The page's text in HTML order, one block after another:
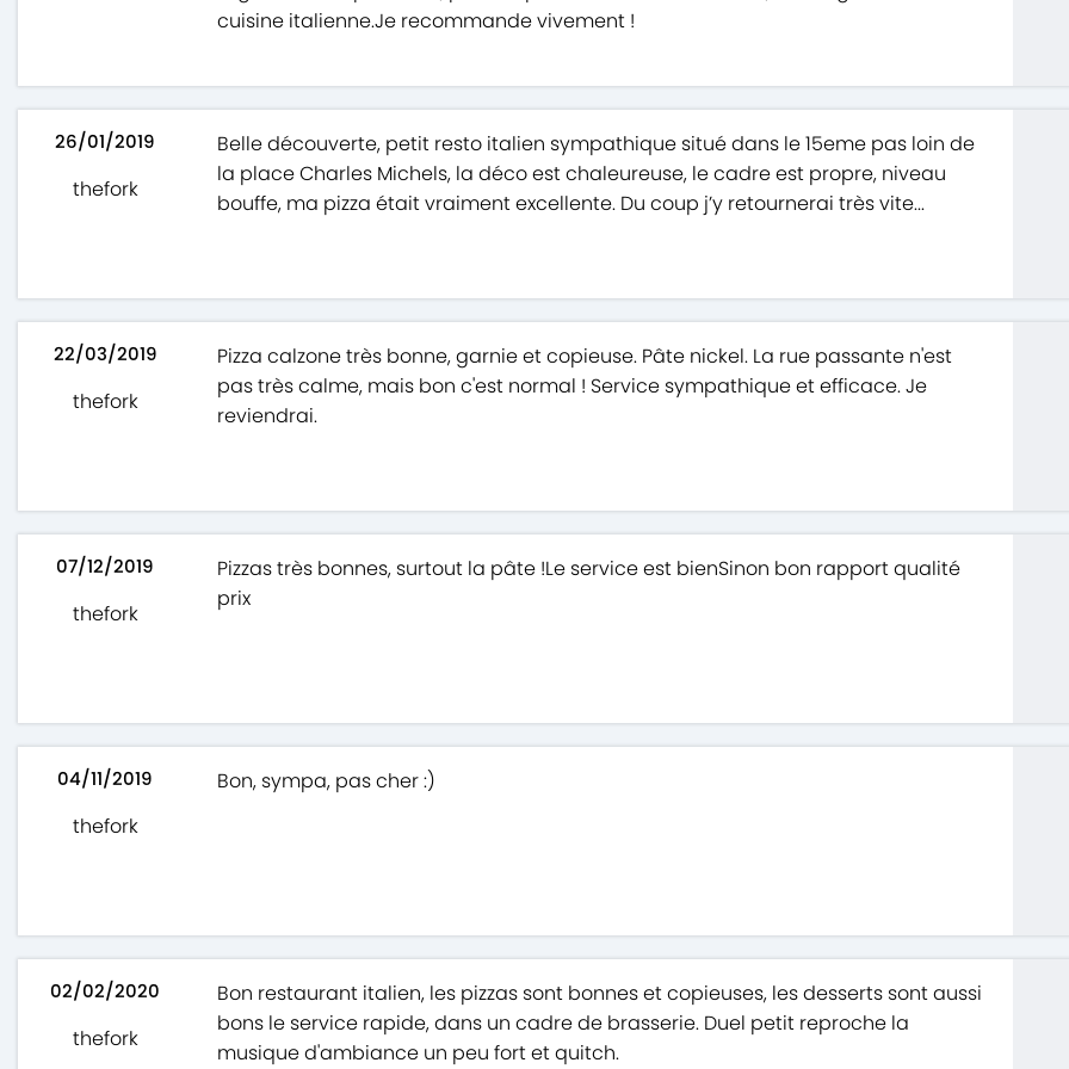
cuisine italienne.Je recommande vivement !
26/01/2019
thefork
Belle découverte, petit resto italien sympathique situé dans le 15eme pas loin de
la place Charles Michels, la déco est chaleureuse, le cadre est propre, niveau
bouffe, ma pizza était vraiment excellente. Du coup j’y retournerai très vite...
22/03/2019
thefork
Pizza calzone très bonne, garnie et copieuse. Pâte nickel. La rue passante n'est
pas très calme, mais bon c'est normal ! Service sympathique et efficace. Je
reviendrai.
07/12/2019
thefork
Pizzas très bonnes, surtout la pâte !Le service est bienSinon bon rapport qualité
prix
04/11/2019
thefork
Bon, sympa, pas cher :)
02/02/2020
thefork
Bon restaurant italien, les pizzas sont bonnes et copieuses, les desserts sont aussi
bons le service rapide, dans un cadre de brasserie. Duel petit reproche la
musique d'ambiance un peu fort et quitch.